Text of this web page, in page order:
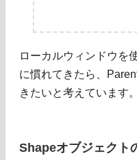
ローカルウィンドウを
に慣れてきたら、
きたいと考えています。
Shapeオブジェクト